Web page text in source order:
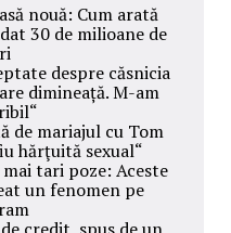
nouă: Cum arată
30 de milioane de
despre căsnicia
dimineață. M-am
de mariajul cu Tom
hărţuită sexual“
tari poze: Aceste
un fenomen pe